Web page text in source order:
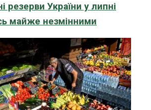
резерви України у липні
майже незмінними